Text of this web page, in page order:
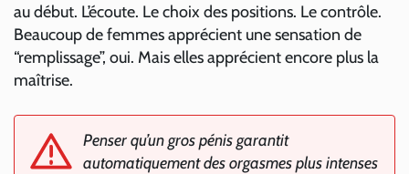
au début. L’écoute. Le choix des positions. Le contrôle.
Beaucoup de femmes apprécient une sensation de
“remplissage”, oui. Mais elles apprécient encore plus la
maîtrise.
Penser qu’un gros pénis garantit
automatiquement des orgasmes plus intenses